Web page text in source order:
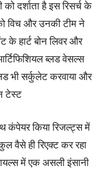
को दर्शाता है इस रिसर्च के
विच और उनकी टीम ने
के हार्ट बोन लिवर और
ब्लड वेसल्स
भी सर्कुलेट करवाया और
टेस्ट
कंपेयर किया रिजल्ट्स में
वैसे ही रिएक्ट कर रहा
में एक असली इंसानी